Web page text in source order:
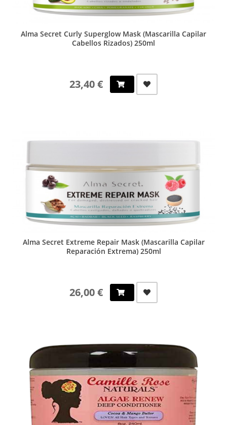
Alma Secret Curly Superglow Mask (Mascarilla Capilar
Cabellos Rizados) 250ml
23,40 €
Alma Secret Extreme Repair Mask (Mascarilla Capilar
Reparación Extrema) 250ml
26,00 €